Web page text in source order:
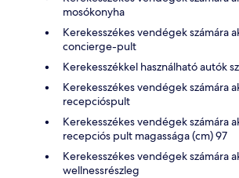
mosókonyha
Kerekesszékes vendégek számára
concierge-pult
Kerekesszékkel használható autók
Kerekesszékes vendégek számára
recepcióspult
Kerekesszékes vendégek számára
recepciós pult magassága (cm) 97
Kerekesszékes vendégek számára
wellnessrészleg